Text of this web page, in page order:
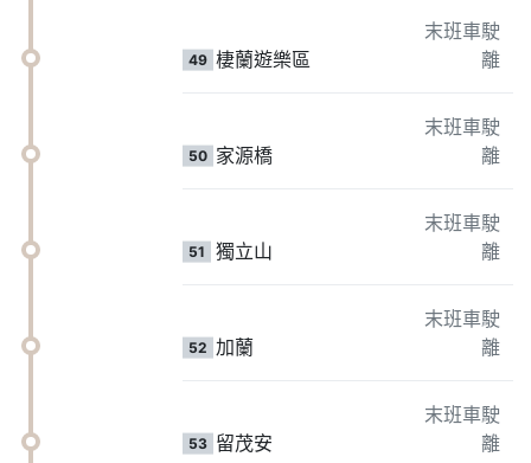
49 棲蘭遊樂區
末班車駛
離
50 家源橋
末班車駛
離
51 獨立山
末班車駛
離
52 加蘭
末班車駛
離
53 留茂安
末班車駛
離